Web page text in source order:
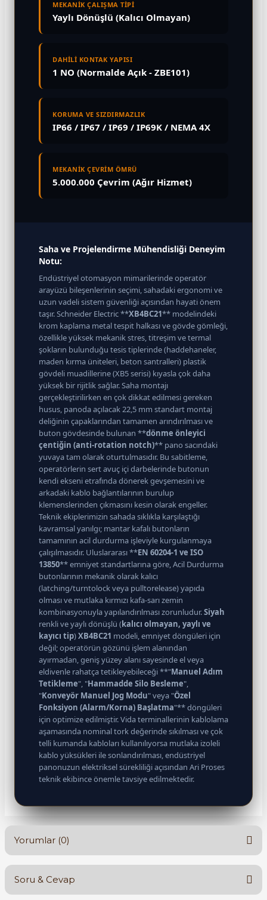
MEKANİK ÇALIŞMA TİPİ
Yaylı Dönüşlü (Kalıcı Olmayan)
DAHİLİ KONTAK YAPISI
1 NO (Normalde Açık - ZBE101)
KORUMA VE SIZDIRMAZLIK
IP66 / IP67 / IP69 / IP69K / NEMA 4X
MEKANİK ÇEVRİM ÖMRÜ
5.000.000 Çevrim (Ağır Hizmet)
Saha ve Projelendirme Mühendisliği Deneyim
Notu:
Endüstriyel otomasyon mimarilerinde operatör
arayüzü bileşenlerinin seçimi, sahadaki ergonomi ve
uzun vadeli sistem güvenliği açısından hayati önem
taşır. Schneider Electric **XB4BC21** modelindeki
krom kaplama metal tespit halkası ve gövde gömleği,
özellikle yüksek mekanik stres, titreşim ve termal
şokların bulunduğu tesis tiplerinde (haddehaneler,
maden kırma üniteleri, beton santralleri) plastik
gövdeli muadillerine (XB5 serisi) kıyasla çok daha
yüksek bir rijitlik sağlar. Saha montajı
gerçekleştirilirken en çok dikkat edilmesi gereken
husus, panoda açılacak 22,5 mm standart montaj
deliğinin çapaklarından tamamen arındırılması ve
buton gövdesinde bulunan **dönme önleyici
çentiğin (anti-rotation notch)** pano sacındaki
yuvaya tam olarak oturtulmasıdır. Bu sabitleme,
operatörlerin sert avuç içi darbelerinde butonun
kendi ekseni etrafında dönerek gevşemesini ve
arkadaki kablo bağlantılarının burulup
klemenslerinden çıkmasını kesin olarak engeller.
Teknik ekiplerimizin sahada sıklıkla karşılaştığı
kavramsal yanılgı; mantar kafalı butonların
tamamının acil durdurma işleviyle kurgulanmaya
çalışılmasıdır. Uluslararası **EN 60204-1 ve ISO
13850** emniyet standartlarına göre, Acil Durdurma
butonlarının mekanik olarak kalıcı
(latching/turntolock veya pulltorelease) yapıda
olması ve mutlaka kırmızı kafa-sarı zemin
kombinasyonuyla yapılandırılması zorunludur.Siyah
renkli ve yaylı dönüşlü (kalıcı olmayan, yaylı ve
kayıcı tip)XB4BC21 modeli, emniyet döngüleri için
değil; operatörün gözünü işlem alanından
ayırmadan, geniş yüzey alanı sayesinde el veya
eldivenle rahatça tetikleyebileceği **"Manuel Adım
Tetikleme", "Hammadde Silo Besleme",
"Konveyör Manuel Jog Modu" veya "Özel
Fonksiyon (Alarm/Korna) Başlatma"** döngüleri
için optimize edilmiştir. Vida terminallerinin kablolama
aşamasında nominal tork değerinde sıkılması ve çok
telli kumanda kabloları kullanılıyorsa mutlaka izoleli
kablo yüksükleri ile sonlandırılması, endüstriyel
panonuzun elektriksel sürekliliği açısından Ari Proses
teknik ekibince önemle tavsiye edilmektedir.
Yorumlar (0)
Bu ürüne ilk yorumu siz yapın!
Soru & Cevap